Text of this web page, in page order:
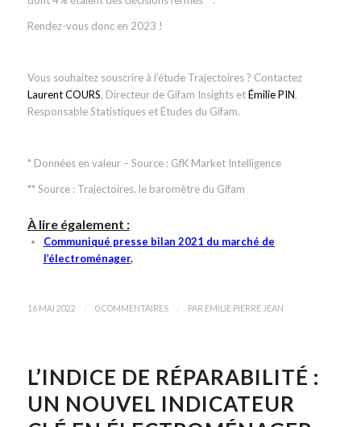
Rendez-vous donc en 2023 !
Vous souhaitez souscrire à l’étude Trajectoires ? Contactez
Laurent COURS, Directeur de Gifam Insights etÉmilie PIN,
Responsable Statistiques et Études du Gifam.
* Données en valeur – Source : GfK Market Intelligence
** Source : Trajectoires, le baromètre du Gifam
À lire également :
Communiqué presse bilan 2021 du marché de
l’électroménager.
16 MAI 2022 0 COMMENTAIRES PAR EMILIE PIERRE JEAN
L’INDICE DE RÉPARABILITÉ :
UN NOUVEL INDICATEUR